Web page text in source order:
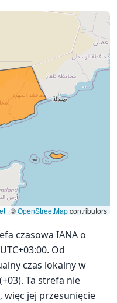
| ©OpenStreetMapcontributors
czasowa IANA o
Od
czas lokalny w
Ta strefa nie
więc jej przesunięcie